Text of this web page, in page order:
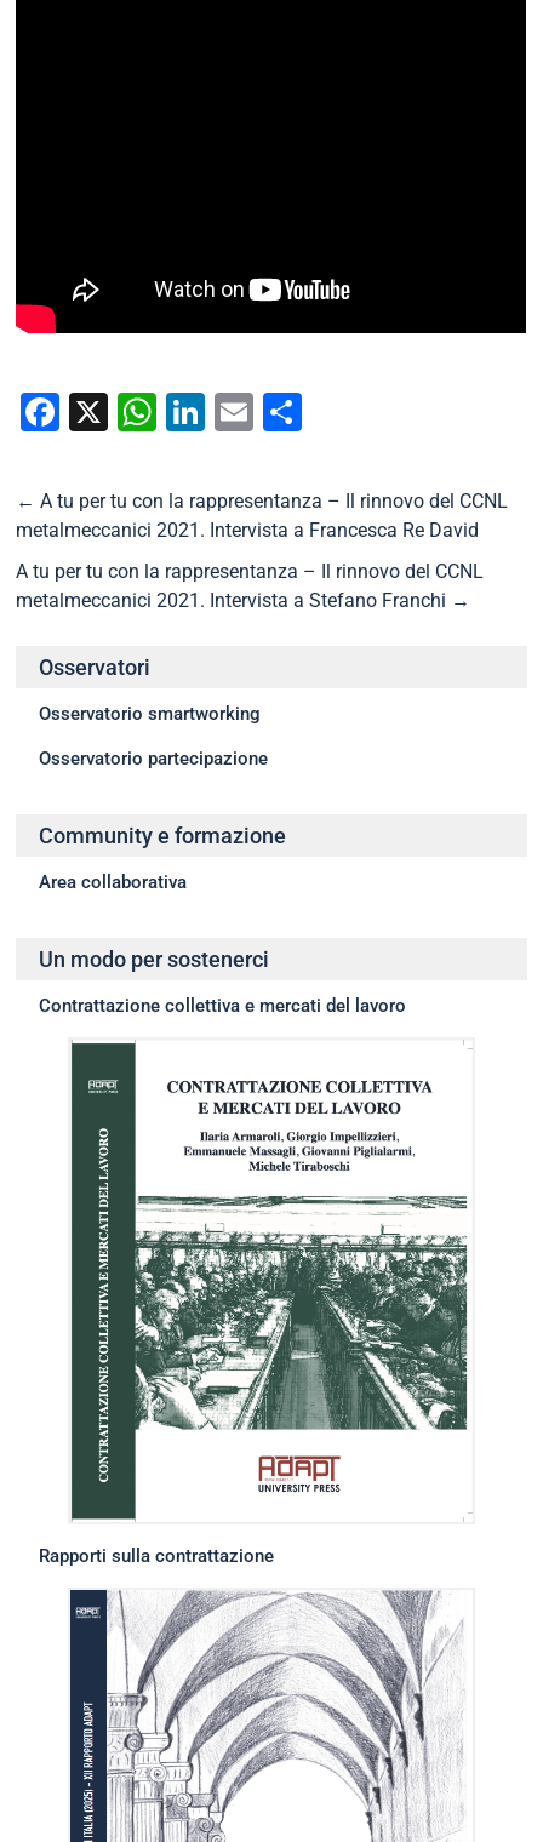
Facebook
X WhatsApp
LinkedIn
Email
← A tu per tu con la rappresentanza – Il rinnovo del CCNL
metalmeccanici 2021. Intervista a Francesca Re David
A tu per tu con la rappresentanza – Il rinnovo del CCNL
metalmeccanici 2021. Intervista a Stefano Franchi →
Osservatori
Osservatorio smartworking
Osservatorio partecipazione
Community e formazione
Area collaborativa
Un modo per sostenerci
Contrattazione collettiva e mercati del lavoro
Rapporti sulla contrattazione